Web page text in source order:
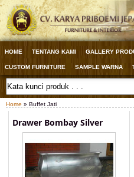
HOME TENTANG KAMI GALLERY
CUSTOM FURNITURE SAMPLE WARNA
Home » Buffet Jati
Drawer Bombay Silver